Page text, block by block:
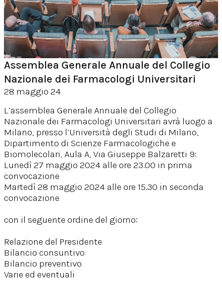
Assemblea Generale Annuale del Collegio
Nazionale dei Farmacologi Universitari
28 maggio 24
L’assemblea Generale Annuale del Collegio
Nazionale dei Farmacologi Universitari avrà luogo a
Milano, presso l’Università degli Studi di Milano,
Dipartimento di Scienze Farmacologiche e
Biomolecolari, Aula A, Via Giuseppe Balzaretti 9:
Lunedì 27 maggio 2024 alle ore 23.00 in prima
convocazione
Martedì 28 maggio 2024 alle ore 15.30 in seconda
convocazione
con il seguente ordine del giorno:
Relazione del Presidente
Bilancio consuntivo
Bilancio preventivo
Varie ed eventuali